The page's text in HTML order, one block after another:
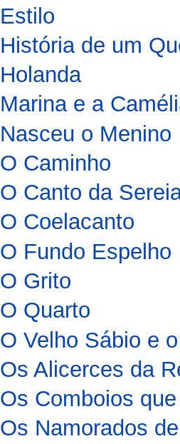
Estilo
História de um
Holanda
Marina e a
Nasceu o Menino
O Caminho
O Canto da
O Coelacanto
O Fundo Espelho
O Grito
O Quarto
O Velho Sábio e
Os Alicerces da
Os Comboios
Os Namorados